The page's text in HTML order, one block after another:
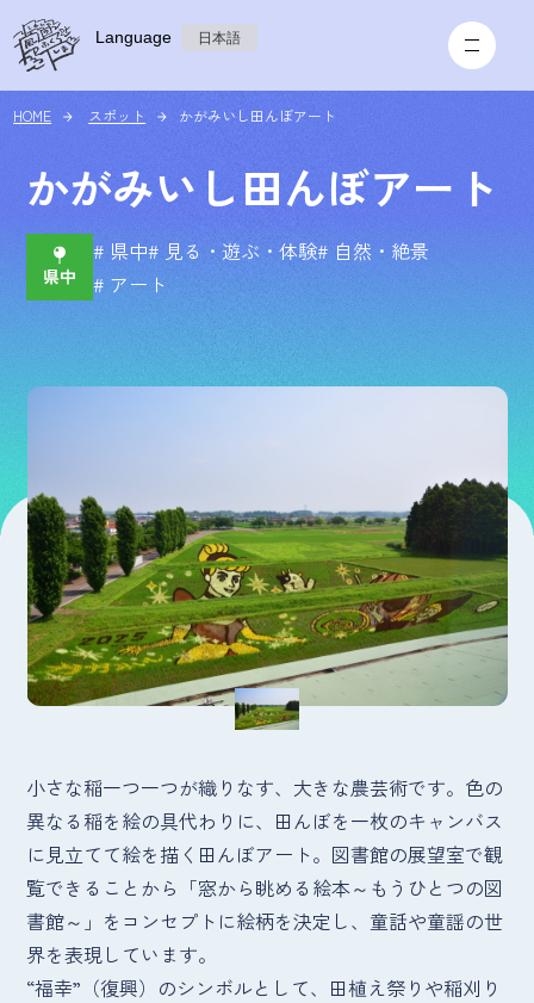
Language 日本語
HOME スポット かがみいし田んぼアート
かがみいし田んぼアート
# 県中# 見る・遊ぶ・体験# 自然・絶景
# アート
小さな稲一つ一つが織りなす、大きな農芸術です。色の
異なる稲を絵の具代わりに、田んぼを一枚のキャンバス
に見立てて絵を描く田んぼアート。図書館の展望室で観
覧できることから「窓から眺める絵本～もうひとつの図
書館～」をコンセプトに絵柄を決定し、童話や童謡の世
界を表現しています。
“福幸”（復興）のシンボルとして、田植え祭りや稲刈り